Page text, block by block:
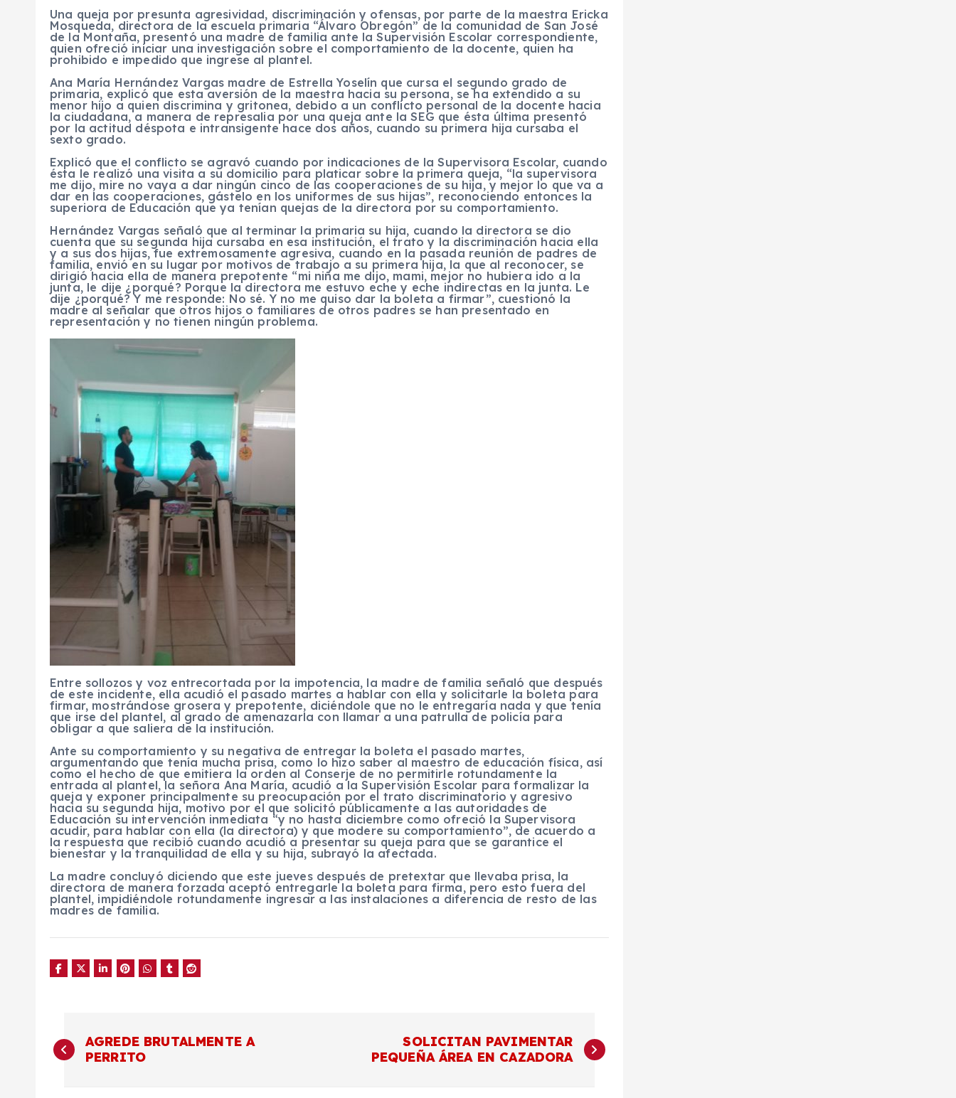
Una queja por presunta agresividad, discriminación y ofensas, por parte de la maestra Ericka
Mosqueda, directora de la escuela primaria “Álvaro Obregón” de la comunidad de San José
de la Montaña, presentó una madre de familia ante la Supervisión Escolar correspondiente,
quien ofreció iniciar una investigación sobre el comportamiento de la docente, quien ha
prohibido e impedido que ingrese al plantel.
Ana María Hernández Vargas madre de Estrella Yoselín que cursa el segundo grado de
primaria, explicó que esta aversión de la maestra hacia su persona, se ha extendido a su
menor hijo a quien discrimina y gritonea, debido a un conflicto personal de la docente hacia
la ciudadana, a manera de represalia por una queja ante la SEG que ésta última presentó
por la actitud déspota e intransigente hace dos años, cuando su primera hija cursaba el
sexto grado.
Explicó que el conflicto se agravó cuando por indicaciones de la Supervisora Escolar, cuando
ésta le realizó una visita a su domicilio para platicar sobre la primera queja, “la supervisora
me dijo, mire no vaya a dar ningún cinco de las cooperaciones de su hija, y mejor lo que va a
dar en las cooperaciones, gástelo en los uniformes de sus hijas”, reconociendo entonces la
superiora de Educación que ya tenían quejas de la directora por su comportamiento.
Hernández Vargas señaló que al terminar la primaria su hija, cuando la directora se dio
cuenta que su segunda hija cursaba en esa institución, el trato y la discriminación hacia ella
y a sus dos hijas, fue extremosamente agresiva, cuando en la pasada reunión de padres de
familia, envió en su lugar por motivos de trabajo a su primera hija, la que al reconocer, se
dirigió hacia ella de manera prepotente “mi niña me dijo, mami, mejor no hubiera ido a la
junta, le dije ¿porqué? Porque la directora me estuvo eche y eche indirectas en la junta. Le
dije ¿porqué? Y me responde: No sé. Y no me quiso dar la boleta a firmar”, cuestionó la
madre al señalar que otros hijos o familiares de otros padres se han presentado en
representación y no tienen ningún problema.
Entre sollozos y voz entrecortada por la impotencia, la madre de familia señaló que después
de este incidente, ella acudió el pasado martes a hablar con ella y solicitarle la boleta para
firmar, mostrándose grosera y prepotente, diciéndole que no le entregaría nada y que tenía
que irse del plantel, al grado de amenazarla con llamar a una patrulla de policía para
obligar a que saliera de la institución.
Ante su comportamiento y su negativa de entregar la boleta el pasado martes,
argumentando que tenía mucha prisa, como lo hizo saber al maestro de educación física, así
como el hecho de que emitiera la orden al Conserje de no permitirle rotundamente la
entrada al plantel, la señora Ana María, acudió a la Supervisión Escolar para formalizar la
queja y exponer principalmente su preocupación por el trato discriminatorio y agresivo
hacia su segunda hija, motivo por el que solicitó públicamente a las autoridades de
Educación su intervención inmediata “y no hasta diciembre como ofreció la Supervisora
acudir, para hablar con ella (la directora) y que modere su comportamiento”, de acuerdo a
la respuesta que recibió cuando acudió a presentar su queja para que se garantice el
bienestar y la tranquilidad de ella y su hija, subrayó la afectada.
La madre concluyó diciendo que este jueves después de pretextar que llevaba prisa, la
directora de manera forzada aceptó entregarle la boleta para firma, pero esto fuera del
plantel, impidiéndole rotundamente ingresar a las instalaciones a diferencia de resto de las
madres de familia.
N
a
AGREDE BRUTALMENTE A
PERRITO
SOLICITAN PAVIMENTAR
PEQUEÑA ÁREA EN CAZADORA